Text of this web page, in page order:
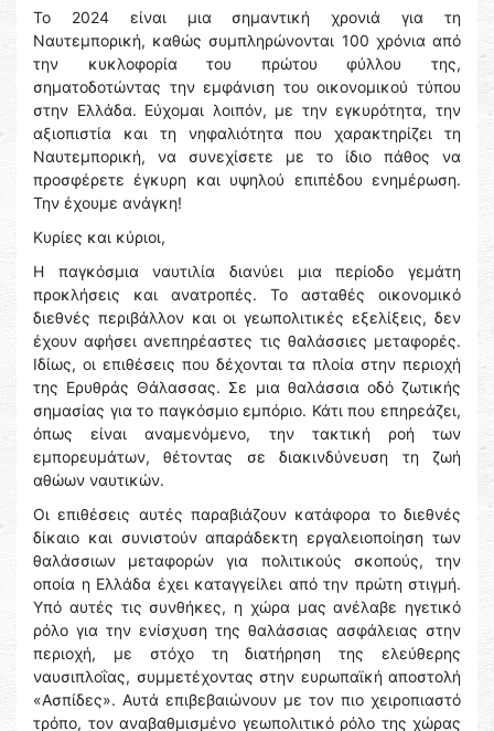
Το 2024 είναι μια σημαντική χρονιά για τη
Ναυτεμπορική, καθώς συμπληρώνονται 100 χρόνια από
την κυκλοφορία του πρώτου φύλλου της,
σηματοδοτώντας την εμφάνιση του οικονομικού τύπου
στην Ελλάδα. Εύχομαι λοιπόν, με την εγκυρότητα, την
αξιοπιστία και τη νηφαλιότητα που χαρακτηρίζει τη
Ναυτεμπορική, να συνεχίσετε με το ίδιο πάθος να
προσφέρετε έγκυρη και υψηλού επιπέδου ενημέρωση.
Την έχουμε ανάγκη!
Κυρίες και κύριοι,
Η παγκόσμια ναυτιλία διανύει μια περίοδο γεμάτη
προκλήσεις και ανατροπές. Το ασταθές οικονομικό
διεθνές περιβάλλον και οι γεωπολιτικές εξελίξεις, δεν
έχουν αφήσει ανεπηρέαστες τις θαλάσσιες μεταφορές.
Ιδίως, οι επιθέσεις που δέχονται τα πλοία στην περιοχή
της Ερυθράς Θάλασσας. Σε μια θαλάσσια οδό ζωτικής
σημασίας για το παγκόσμιο εμπόριο. Κάτι που επηρεάζει,
όπως είναι αναμενόμενο, την τακτική ροή των
εμπορευμάτων, θέτοντας σε διακινδύνευση τη ζωή
αθώων ναυτικών.
Οι επιθέσεις αυτές παραβιάζουν κατάφορα το διεθνές
δίκαιο και συνιστούν απαράδεκτη εργαλειοποίηση των
θαλάσσιων μεταφορών για πολιτικούς σκοπούς, την
οποία η Ελλάδα έχει καταγγείλει από την πρώτη στιγμή.
Υπό αυτές τις συνθήκες, η χώρα μας ανέλαβε ηγετικό
ρόλο για την ενίσχυση της θαλάσσιας ασφάλειας στην
περιοχή, με στόχο τη διατήρηση της ελεύθερης
ναυσιπλοΐας, συμμετέχοντας στην ευρωπαϊκή αποστολή
«Ασπίδες». Αυτά επιβεβαιώνουν με τον πιο χειροπιαστό
τρόπο, τον αναβαθμισμένο γεωπολιτικό ρόλο της χώρας